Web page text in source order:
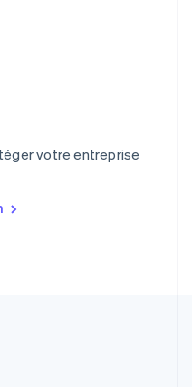
votre entreprise